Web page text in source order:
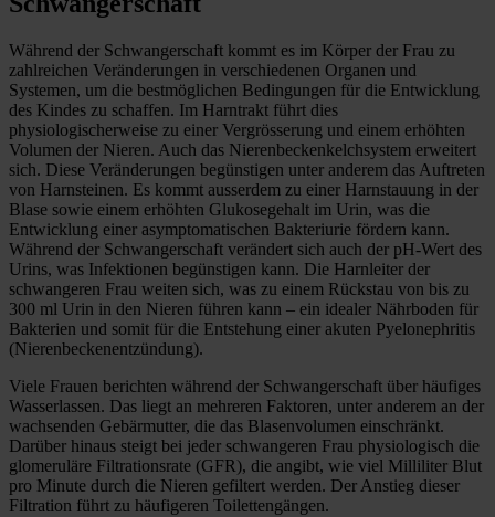
Während der Schwangerschaft kommt es im Körper der Frau zu
zahlreichen Veränderungen in verschiedenen Organen und
Systemen, um die bestmöglichen Bedingungen für die Entwicklung
des Kindes zu schaffen. Im Harntrakt führt dies
physiologischerweise zu einer Vergrösserung und einem erhöhten
Volumen der Nieren. Auch das Nierenbeckenkelchsystem erweitert
sich. Diese Veränderungen begünstigen unter anderem das Auftreten
von Harnsteinen. Es kommt ausserdem zu einer Harnstauung in der
Blase sowie einem erhöhten Glukosegehalt im Urin, was die
Entwicklung einer asymptomatischen Bakteriurie fördern kann.
Während der Schwangerschaft verändert sich auch der pH-Wert des
Urins, was Infektionen begünstigen kann. Die Harnleiter der
schwangeren Frau weiten sich, was zu einem Rückstau von bis zu
300 ml Urin in den Nieren führen kann – ein idealer Nährboden für
Bakterien und somit für die Entstehung einer akuten Pyelonephritis
(Nierenbeckenentzündung).
Viele Frauen berichten während der Schwangerschaft über häufiges
Wasserlassen. Das liegt an mehreren Faktoren, unter anderem an der
wachsenden Gebärmutter, die das Blasenvolumen einschränkt.
Darüber hinaus steigt bei jeder schwangeren Frau physiologisch die
glomeruläre Filtrationsrate (GFR), die angibt, wie viel Milliliter Blut
pro Minute durch die Nieren gefiltert werden. Der Anstieg dieser
Filtration führt zu häufigeren Toilettengängen.